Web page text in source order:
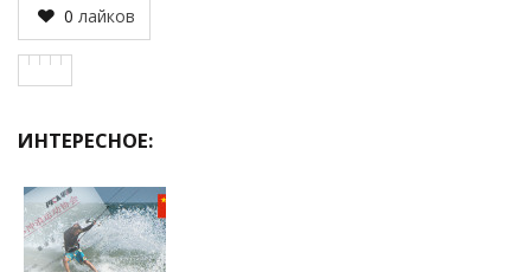
0 лайков
ИНТЕРЕСНОЕ: